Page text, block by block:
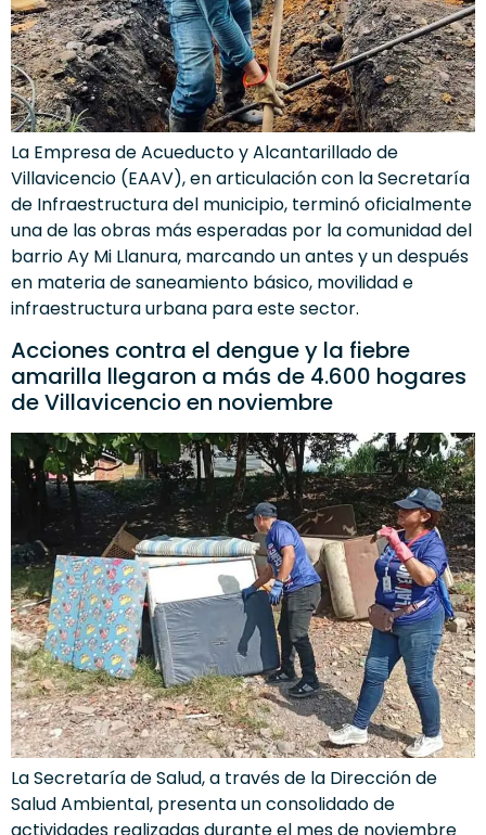
La Empresa de Acueducto y Alcantarillado de
Villavicencio (EAAV), en articulación con la Secretaría
de Infraestructura del municipio, terminó oficialmente
una de las obras más esperadas por la comunidad del
barrio Ay Mi Llanura, marcando un antes y un después
en materia de saneamiento básico, movilidad e
infraestructura urbana para este sector.
Acciones contra el dengue y la fiebre
amarilla llegaron a más de 4.600 hogares
de Villavicencio en noviembre
La Secretaría de Salud, a través de la Dirección de
Salud Ambiental, presenta un consolidado de